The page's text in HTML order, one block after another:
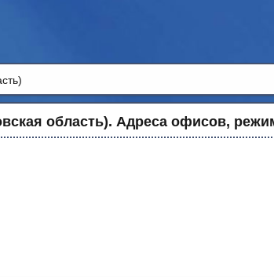
область). Адреса офисов,